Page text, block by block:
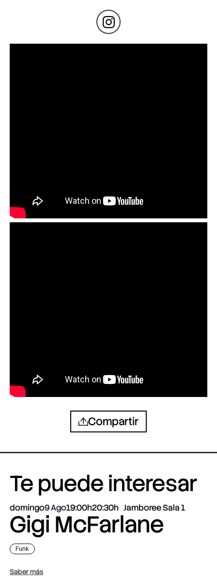
Compartir
Te puede interesar
domingo9 Ago19:00h20:30h Jamboree Sala 1
Gigi McFarlane
Funk
Saber más